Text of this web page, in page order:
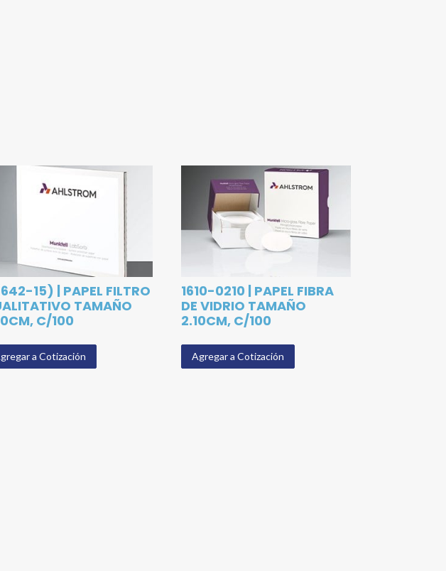
15) | PAPEL FILTRO
TAMAÑO
C/100
a Cotización
1610-0210 | PAPEL FIBRA
DE VIDRIO TAMAÑO
2.10CM, C/100
Agregar a Cotización